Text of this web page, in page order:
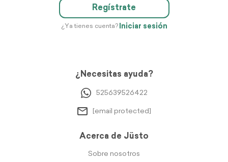
Regístrate
¿Ya tienes cuenta? Iniciar sesión
¿Necesitas ayuda?
525639526422
[email protected]
Acerca de Jüsto
Sobre nosotros